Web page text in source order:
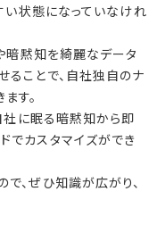
い状態になっていなけれ
暗黙知を綺麗なデータ
ることで、自社独自のナ
す。
社に眠る暗黙知から即
でカスタマイズができ
、ぜひ知識が広がり、